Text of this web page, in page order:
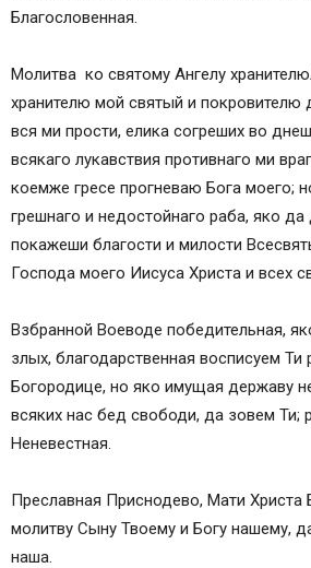
Благословенная.
Молитва ко святому Ангелу
хранителю мой святый и покровителю
вся ми прости, елика согреших во
всякаго лукавствия противнаго ми
коемже гресе прогневаю Бога моего;
грешнаго и недостойнаго раба, яко
покажеши благости и милости
Господа моего Иисуса Христа и всех
Взбранной Воеводе победительная,
злых, благодарственная восписуем Ти
Богородице, но яко имущая державу
всяких нас бед свободи, да зовем Ти;
Неневестная.
Преславная Приснодево, Мати Христа
молитву Сыну Твоему и Богу нашему,
наша.